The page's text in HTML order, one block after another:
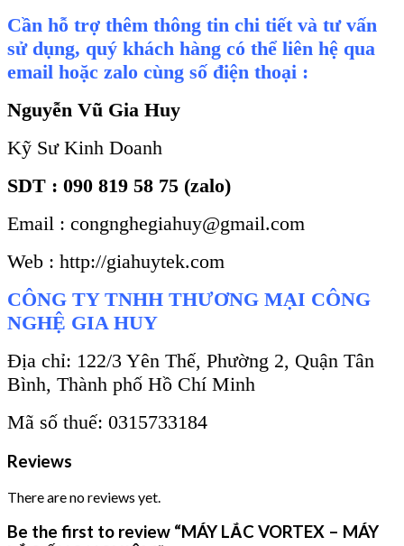
Cần hỗ trợ thêm thông tin chi tiết và tư vấn
sử dụng, quý khách hàng có thể liên hệ qua
email hoặc zalo cùng số điện thoại :
Nguyễn Vũ Gia Huy
Kỹ Sư Kinh Doanh
SDT : 090 819 58 75 (zalo)
Email : congnghegiahuy@gmail.com
Web : http://giahuytek.com
CÔNG TY TNHH THƯƠNG MẠI CÔNG
NGHỆ GIA HUY
Địa chỉ: 122/3 Yên Thế, Phường 2, Quận Tân
Bình, Thành phố Hồ Chí Minh
Mã số thuế: 0315733184
Reviews
There are no reviews yet.
Be the first to review “MÁY LẮC VORTEX – MÁY